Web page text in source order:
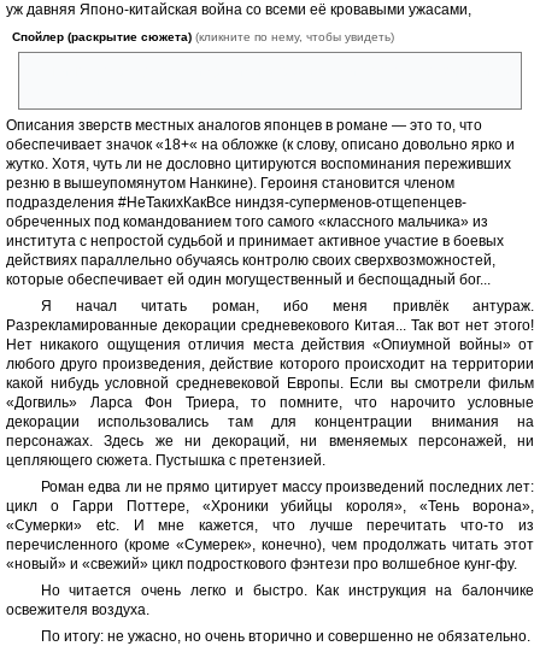
уж давняя Японо-китайская война со всеми её кровавыми ужасами,
Спойлер (раскрытие сюжета) (кликните по нему, чтобы увидеть)
Описания зверств местных аналогов японцев в романе — это то, что
обеспечивает значок «18+« на обложке (к слову, описано довольно ярко и
жутко. Хотя, чуть ли не дословно цитируются воспоминания переживших
резню в вышеупомянутом Нанкине). Героиня становится членом
подразделения #НеТакихКакВсе ниндзя-суперменов-отщепенцев-
обреченных под командованием того самого «классного мальчика» из
института с непростой судьбой и принимает активное участие в боевых
действиях параллельно обучаясь контролю своих сверхвозможностей,
которые обеспечивает ей один могущественный и беспощадный бог...
Я начал читать роман, ибо меня привлёк антураж.
Разрекламированные декорации средневекового Китая... Так вот нет этого!
Нет никакого ощущения отличия места действия «Опиумной войны» от
любого друго произведения, действие которого происходит на территории
какой нибудь условной средневековой Европы. Если вы смотрели фильм
«Догвиль» Ларса Фон Триера, то помните, что нарочито условные
декорации использовались там для концентрации внимания на
персонажах. Здесь же ни декораций, ни вменяемых персонажей, ни
цепляющего сюжета. Пустышка с претензией.
Роман едва ли не прямо цитирует массу произведений последних лет:
цикл о Гарри Поттере, «Хроники убийцы короля», «Тень ворона»,
«Сумерки» etc. И мне кажется, что лучше перечитать что-то из
перечисленного (кроме «Сумерек», конечно), чем продолжать читать этот
«новый» и «свежий» цикл подросткового фэнтези про волшебное кунг-фу.
Но читается очень легко и быстро. Как инструкция на балончике
освежителя воздуха.
По итогу: не ужасно, но очень вторично и совершенно не обязательно.